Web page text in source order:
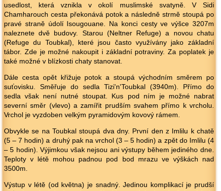
usedlost, která vznikla v okolí muslimské svatyně. V Sidi
Chamharouch cesta překonává potok a následně strmě stoupá po
pravé straně údolí Isougouane. Na konci cesty ve výšce 3207m
naleznete dvě budovy. Starou (Neltner Refuge) a novou chatu
(Refuge du Toubkal), které jsou často využívány jako základní
tábor. Zde je možné nakoupit i základní potraviny. Za poplatek je
také možné v blízkosti chaty stanovat.
Dále cesta opět křižuje potok a stoupá východním směrem po
suťovisku. Směřuje do sedla Tizi'n'Toubkal (3940m). Přímo do
sedla však není nutné stoupat. Kus pod ním je možné nabrat
severní směr (vlevo) a zamířit prudším svahem přímo k vrcholu.
Vrchol je vyzdoben velkým pyramidovým kovový rámem.
Obvykle se na Toubkal stoupá dva dny. První den z Imlilu k chatě
(5 – 7 hodin) a druhý pak na vrchol (3 – 5 hodin) a zpět do Imlilu (4
– 5 hodin). Výjimkou však nejsou ani výstupy během jediného dne.
Teploty v létě mohou padnou pod bod mrazu ve výškách nad
3500m.
Výstup v létě (od května) je snadný. Jedinou komplikací je prudší